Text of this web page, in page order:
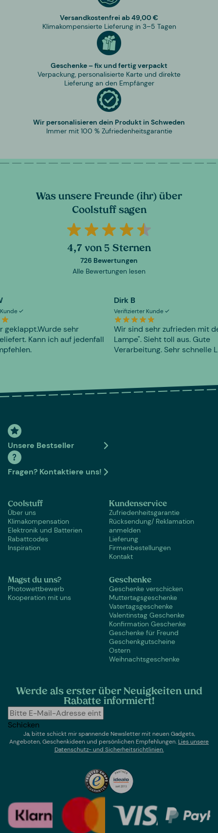
Versandkostenfrei ab 49,00 €
Klimakompensierte Lieferung in 3–5 Tagen
Geschenke – fix und fertig verpackt
Verpackung, personalisierte Karte und direkte
Lieferung an den Empfänger
Wir personalisieren dein Produkt in Schweden
Immer mit 100 % Zufriedenheitsgarantie
Was unsere Freunde (ihr) über
Coolstuff sagen
4,7 von 5 Sternen
726 Bewertungen
Alle Bewertungen lesen
geklappt.Wurde sehr
Kann ich auf jedenfall
Dirk B
Verifizierter Kunde
Wir sind sehr zufrieden mit
Lampe". Sieht toll aus. Gute
Verarbeitung. Sehr schnelle
Unsere Bestseller
Fragen? Kontaktiere uns!
Coolstuff
Über uns
Klimakompensation
Elektronik und Batterien
Rabattcodes
Inspiration
Kundenservice
Zufriedenheitsgarantie
Rücksendung/ Reklamation
anmelden
Lieferung
Firmenbestellungen
Kontakt
Magst du uns?
Photowettbewerb
Kooperation mit uns
Geschenke
Geschenke verschicken
Muttertagsgeschenke
Vatertagsgeschenke
Valentinstag Geschenke
Konfirmation Geschenke
Geschenke für Freund
Geschenkgutscheine
Ostern
Weihnachtsgeschenke
Werde als erster über Neuigkeiten und
Rabatte informiert!
Schicken
Ja, bitte schickt mir spannende Newsletter mit neuen Gadgets,
Angeboten, Geschenkideen und persönlichen Empfehlungen. Lies unsere
Datenschutz- und Sicherheitsrichtlinien.